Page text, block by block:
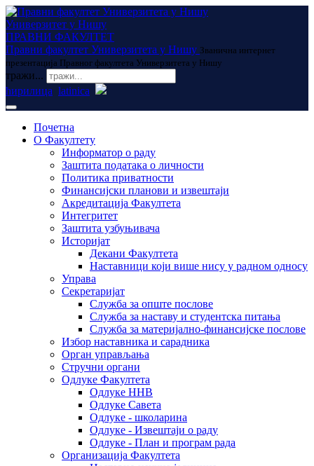
Универзитет у Нишу
ПРАВНИ ФАКУЛТЕТ
Правни факултет Универзитета у Нишу Званична интернет
презентација Правног факултета Универзитета у Нишу
тражи...
ћирилица latinica
Почетна
О Факултету
Информатор о раду
Заштита података о личности
Политика приватности
Финансијски планови и извештаји
Акредитација Факултета
Интегритет
Заштита узбуњивача
Историјат
Декани Факултета
Наставници који више нису у радном односу
Управа
Секретаријат
Служба за опште послове
Служба за наставу и студентска питања
Служба за материјално-финансијске послове
Избор наставника и сарадника
Oрган управљања
Стручни органи
Одлуке Факултета
Одлуке ННВ
Одлуке Савета
Одлуке - школарина
Одлуке - Извештаји о раду
Одлуке - План и програм рада
Организација Факултета